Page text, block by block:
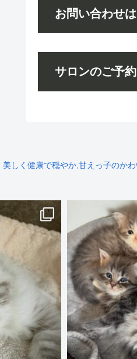
お問い合わせ
サロンのご予
しく健康で穏やか,甘えっ子のか